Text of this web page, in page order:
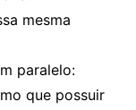
mesma
paralelo:
que possuir